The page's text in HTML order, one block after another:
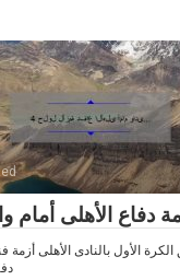
دفاع الأهلى أمام
الكرة الأول بالنادى الأهلى